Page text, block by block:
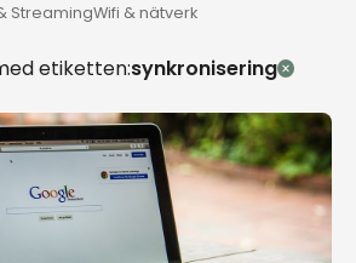
StreamingWifi & nätverk
etiketten:synkronisering